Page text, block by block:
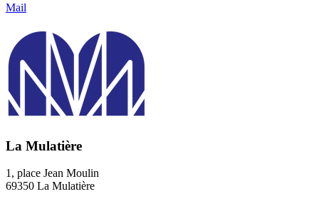
Mail
La Mulatière
1, place Jean Moulin
69350 La Mulatière